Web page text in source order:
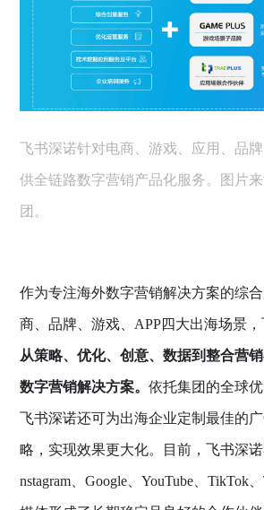
飞书深诺针对电商、游戏、应用、品
供全链路数字营销产品化服务。图片
团。
作为专注海外数字营销解决方案的综
商、品牌、游戏、APP四大出海场景
从策略、优化、创意、数据到整合营
数字营销解决方案。 依托集团的全球
飞书深诺还可为出海企业定制最佳的
略，实现效果更大化。目前，飞书深诺
nstagram、Google、YouTube、TikTok